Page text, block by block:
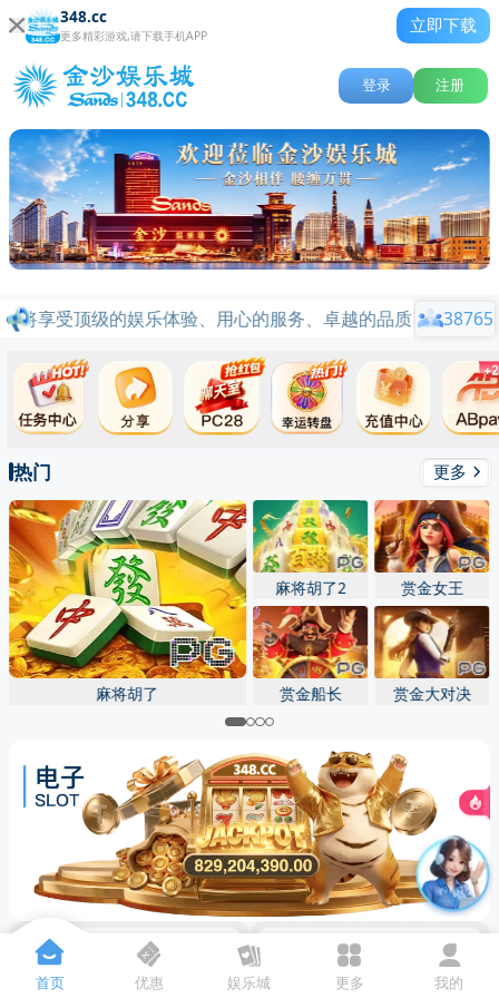
348.cc
更多精彩游戏,请下载手机APP
立即下载
登录 注册
将享受顶级的娱乐体验、用心的服务、卓越的品质、行业标杆
38765
麻将胡了
麻将胡了2 赏金女王
赏金船长 赏金大对决
首页 优惠 娱乐城 更多 我的
关闭
先点击，再“添加到主屏幕”